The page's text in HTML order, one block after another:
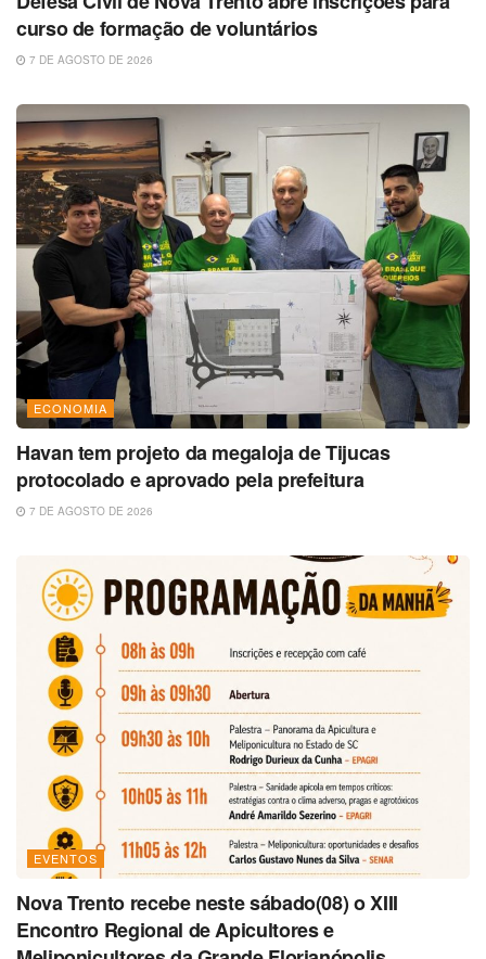
curso de formação de voluntários
7 DE AGOSTO DE 2026
ECONOMIA
Havan tem projeto da megaloja de Tijucas
protocolado e aprovado pela prefeitura
7 DE AGOSTO DE 2026
EVENTOS
Nova Trento recebe neste sábado(08) o XIII
Encontro Regional de Apicultores e